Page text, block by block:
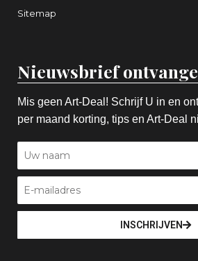
Sitemap
Nieuwsbrief
Mis geen Art-Deal! Schrijf U in en
per maand korting, tips en Art-Deal
INSCHRIJVEN